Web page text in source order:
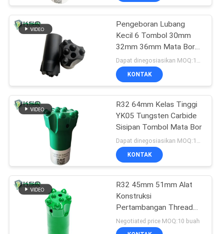
Pengeboran Lubang
Kecil 6 Tombol 30mm
32mm 36mm Mata Bor
Tombol Meruncing
KONTAK
R32 64mm Kelas Tinggi
YK05 Tungsten Carbide
Sisipan Tombol Mata Bor
KONTAK
R32 45mm 51mm Alat
Konstruksi
Pertambangan Thread
Button Drill Bit
Negotiated price MOQ:10 buah